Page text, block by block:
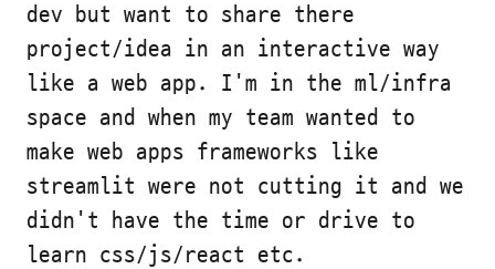
dev but want to share there
project/idea in an interactive way
like a web app. I'm in the ml/infra
space and when my team wanted to
make web apps frameworks like
streamlit were not cutting it and we
didn't have the time or drive to
learn css/js/react etc.